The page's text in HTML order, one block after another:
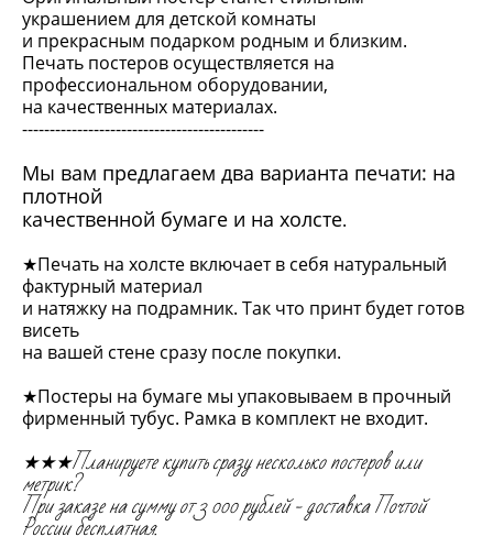
украшением для детской комнаты
и прекрасным подарком родным и близким.
Печать постеров осуществляется на
профессиональном оборудовании,
на качественных материалах.
--------------------------------------------
Мы вам предлагаем два варианта печати: на
плотной
качественной бумаге и на холсте.
★Печать на холсте включает в себя натуральный
фактурный материал
и натяжку на подрамник. Так что принт будет готов
висеть
на вашей стене сразу после покупки.
★Постеры на бумаге мы упаковываем в прочный
фирменный тубус. Рамка в комплект не входит.
★★★Планируете купить сразу несколько постеров или
метрик?
При заказе на сумму от 3 000 рублей - доставка Почтой
России бесплатная.